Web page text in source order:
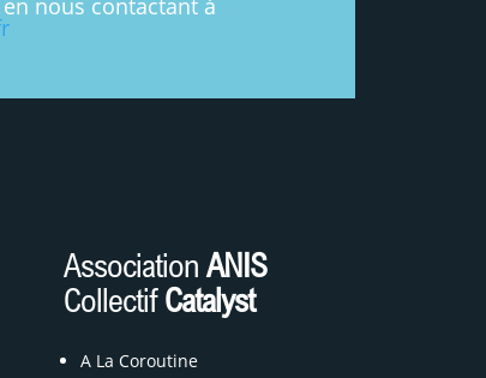
Association ANIS
CollectifCatalyst
A La Coroutine